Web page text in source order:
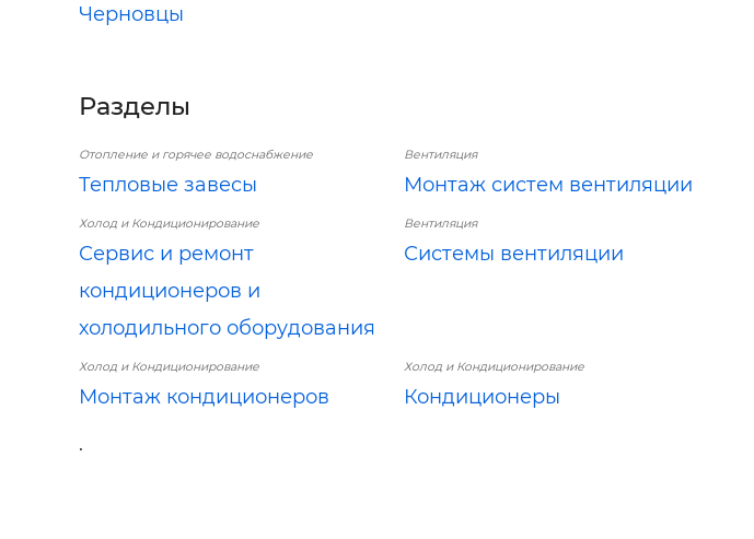
Черновцы
Разделы
Отопление и горячее водоснабжение
Тепловые завесы
Вентиляция
Монтаж систем вентиляции
Холод и Кондиционирование
Сервис и ремонт
кондиционеров и
холодильного оборудования
Вентиляция
Системы вентиляции
Холод и Кондиционирование
Монтаж кондиционеров
Холод и Кондиционирование
Кондиционеры
.